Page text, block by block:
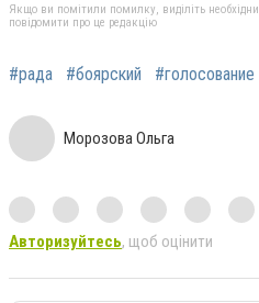
Якщо ви помітили помилку, виділіть
повідомити про це редакцію
#рада #боярский #голосование
Морозова Ольга
Авторизуйтесь, щоб оцінити